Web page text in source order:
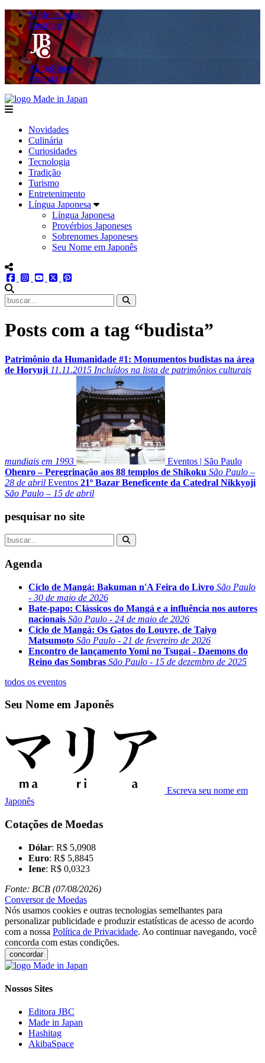
Made in Japan
Hashitag
AkibaSpace
Agenda
menu
Novidades
Culinária
Curiosidades
Tecnologia
Tradição
Turismo
Entretenimento
Língua Japonesa
Língua Japonesa
Provérbios Japoneses
Sobrenomes Japoneses
Seu Nome em Japonês
menu redes social
facebookinstagram
youtube
twitter
Posts com a tag “budista”
Patrimônio da Humanidade #1: Monumentos budistas na área
de Horyuji 11.11.2015 Incluídos na lista de patrimônios culturais
mundiais em 1993 Eventos | São Paulo
Ohenro – Peregrinação aos 88 templos de Shikoku São Paulo –
28 de abril Eventos 21º Bazar Beneficente da Catedral Nikkyoji
São Paulo – 15 de abril
pesquisar no site
Agenda
Ciclo de Mangá: Bakuman n'A Feira do Livro São Paulo
- 30 de maio de 2026
Bate-papo: Clássicos do Mangá e a influência nos autores
nacionais São Paulo - 24 de maio de 2026
Ciclo de Mangá: Os Gatos do Louvre, de Taiyo
Matsumoto São Paulo - 21 de fevereiro de 2026
Encontro de lançamento Yomi no Tsugai - Daemons do
Reino das Sombras São Paulo - 15 de dezembro de 2025
todos os eventos
Seu Nome em Japonês
Escreva seu nome em
Japonês
Cotações de Moedas
Dólar: R$ 5,0908
Euro: R$ 5,8845
Iene: R$ 0,0323
Fonte: BCB (07/08/2026)
Conversor de Moedas
Nós usamos cookies e outras tecnologias semelhantes para
personalizar publicidade e produzir estatísticas de acesso de acordo
com a nossa Política de Privacidade. Ao continuar navegando, você
concorda com estas condições.
concordar
Nossos Sites
Editora JBC
Made in Japan
Hashitag
AkibaSpace